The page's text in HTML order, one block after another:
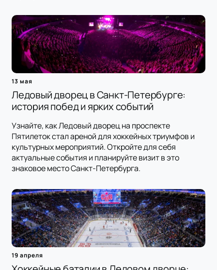
13 мая
Ледовый дворец в Санкт-Петербурге:
история побед и ярких событий
Узнайте, как Ледовый дворец на проспекте
Пятилеток стал ареной для хоккейных триумфов и
культурных мероприятий. Откройте для себя
актуальные события и планируйте визит в это
знаковое место Санкт-Петербурга.
19 апреля